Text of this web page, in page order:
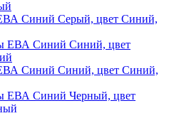
Синий Серый, цвет Синий,
Синий Синий, цвет Синий,